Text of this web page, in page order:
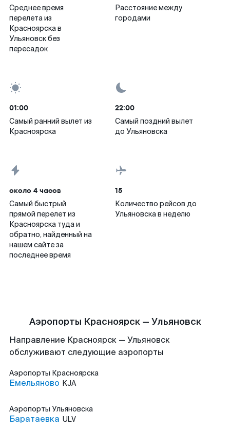
Среднее время
перелета из
Красноярска в
Ульяновск без
пересадок
Расстояние между
городами
01:00
Самый ранний вылет из
Красноярска
22:00
Самый поздний вылет
до Ульяновска
около 4 часов
Самый быстрый
прямой перелет из
Красноярска туда и
обратно, найденный на
нашем сайте за
последнее время
15
Количество рейсов до
Ульяновска в неделю
Аэропорты Красноярск — Ульяновск
Направление Красноярск — Ульяновск
обслуживают следующие аэропорты
Аэропорты Красноярска
Емельяново KJA
Аэропорты Ульяновска
Баратаевка ULV